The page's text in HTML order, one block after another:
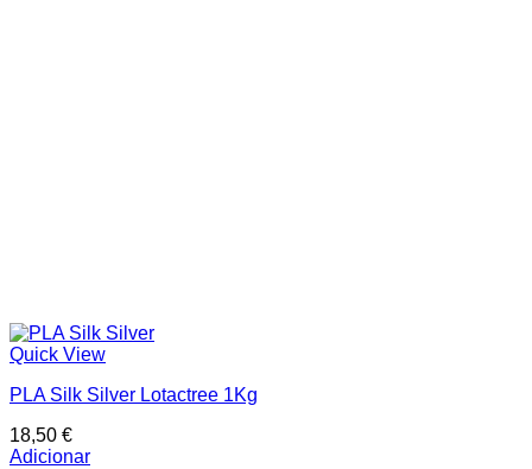
Quick View
PLA Silk Silver Lotactree 1Kg
18,50 €
Adicionar